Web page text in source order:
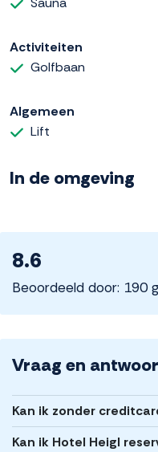
Activiteiten
Golfbaan
Algemeen
Lift
In de omgeving
8.6
Beoordeeld door: 190
Vraag en
Kan ik zonder
Kan ik Hotel Heigl